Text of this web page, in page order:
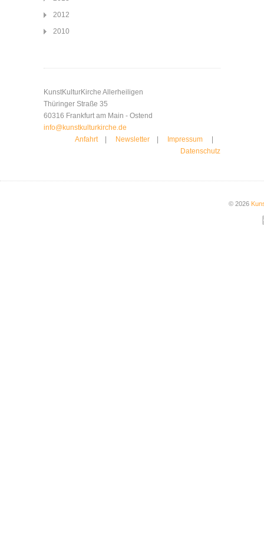
2012
2010
KunstKulturKirche Allerheiligen
Thüringer Straße 35
60316 Frankfurt am Main - Ostend
info@kunstkulturkirche.de
Anfahrt| Newsletter Impressum
Datenschutz
© 2026